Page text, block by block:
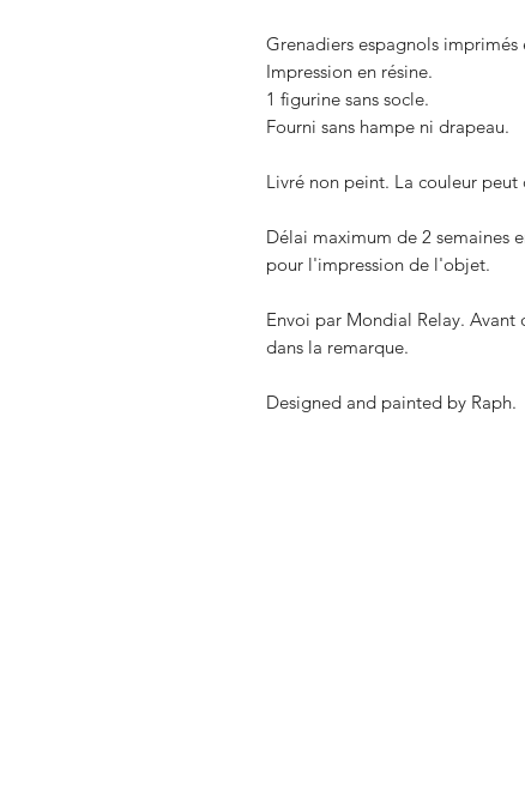
Grenadiers espagnols imprimés
Impression en résine.
1 figurine sans socle.
Fourni sans hampe ni drapeau.
Livré non peint. La couleur peut
Délai maximum de 2 semaines
pour l'impression de l'objet.
Envoi par Mondial Relay.
dans la remarque.
Designed and painted by Raph.